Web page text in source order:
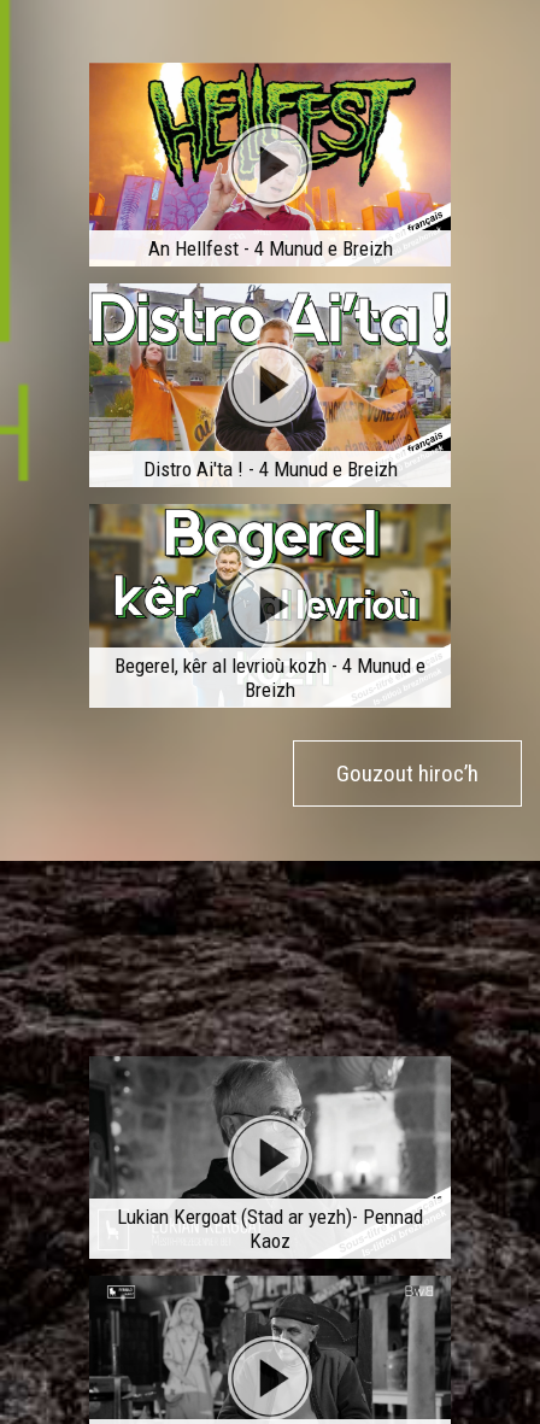
An Hellfest - 4 Munud e Breizh
Distro Ai'ta ! - 4 Munud e Breizh
Begerel, kêr al levrioù kozh - 4 Munud e
Breizh
Gouzout hiroc’h
Lukian Kergoat (Stad ar yezh)- Pennad
Kaoz